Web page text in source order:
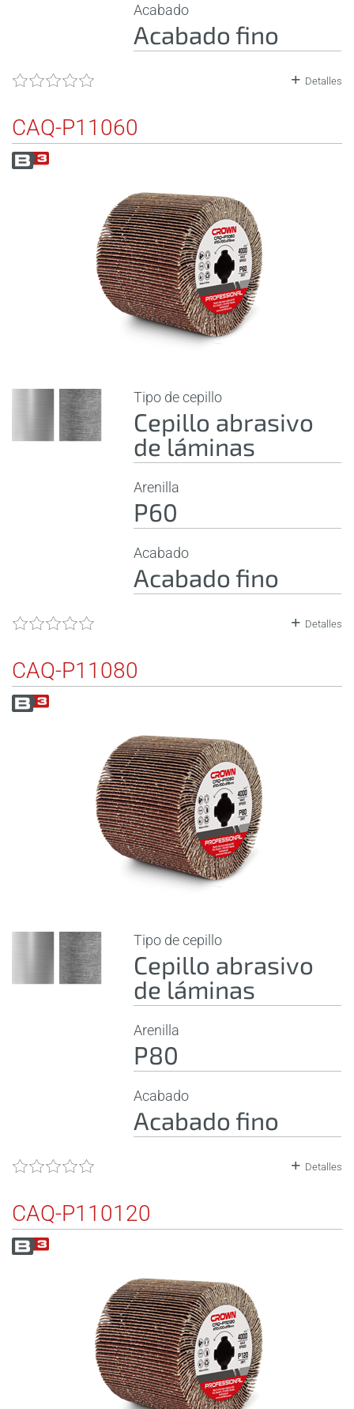
Acabado
Acabado fino
Detalles
CAQ-P11060
Tipo de cepillo
Cepillo abrasivo
de láminas
Arenilla
P60
Acabado
Acabado fino
Detalles
CAQ-P11080
Tipo de cepillo
Cepillo abrasivo
de láminas
Arenilla
P80
Acabado
Acabado fino
Detalles
CAQ-P110120